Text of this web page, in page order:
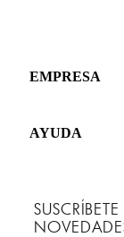
EMPRESA
AYUDA